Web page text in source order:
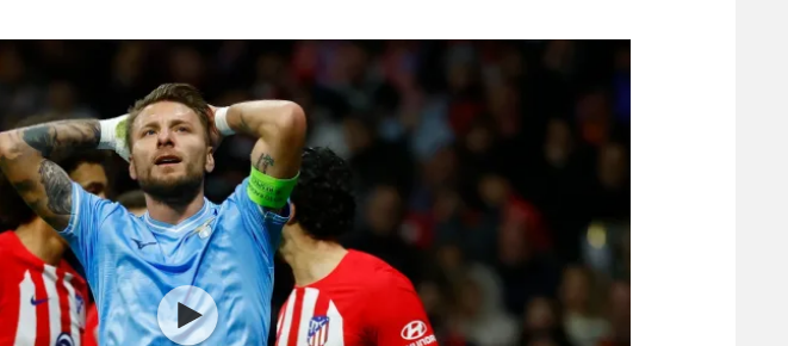
תקנון עבור פעילות אלקטרה
תקנון עבור פעילות ספורט 1 – "מרלן"
גיימינג E-Sports
תנאי שימוש
מדיניות פרטיות
הפועל תל אביב
הפועל חיפה
הפועל באר שבע
מכבי נתניה
בני יהודה
ליגה סינית
ליגות נוספות